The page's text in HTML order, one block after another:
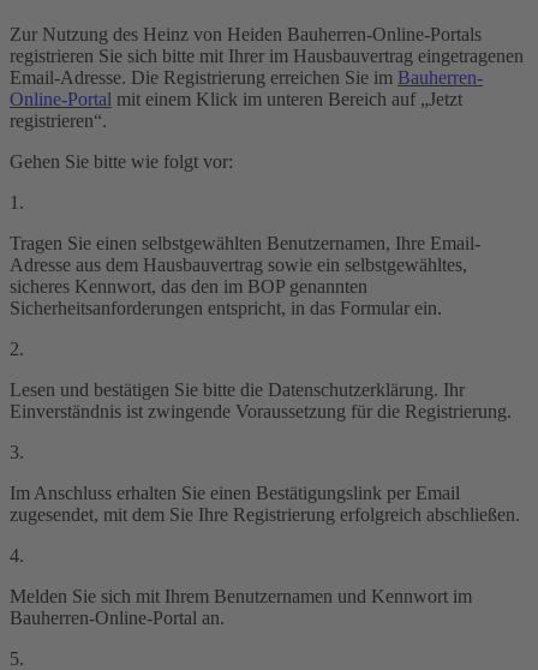
Zur Nutzung des Heinz von Heiden Bauherren-Online-Portals
registrieren Sie sich bitte mit Ihrer im Hausbauvertrag eingetragenen
Email-Adresse. Die Registrierung erreichen Sie im Bauherren-
Online-Portal mit einem Klick im unteren Bereich auf „Jetzt
registrieren“.
Gehen Sie bitte wie folgt vor:
1.
Tragen Sie einen selbstgewählten Benutzernamen, Ihre Email-
Adresse aus dem Hausbauvertrag sowie ein selbstgewähltes,
sicheres Kennwort, das den im BOP genannten
Sicherheitsanforderungen entspricht, in das Formular ein.
2.
Lesen und bestätigen Sie bitte die Datenschutzerklärung. Ihr
Einverständnis ist zwingende Voraussetzung für die Registrierung.
3.
Im Anschluss erhalten Sie einen Bestätigungslink per Email
zugesendet, mit dem Sie Ihre Registrierung erfolgreich abschließen.
4.
Melden Sie sich mit Ihrem Benutzernamen und Kennwort im
Bauherren-Online-Portal an.
5.